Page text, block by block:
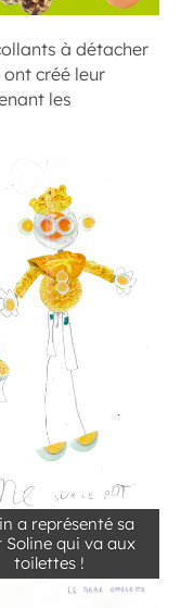
à détacher
créé leur
les
a représenté sa
qui va aux
toilettes !